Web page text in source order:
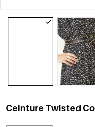
Ceinture Twisted